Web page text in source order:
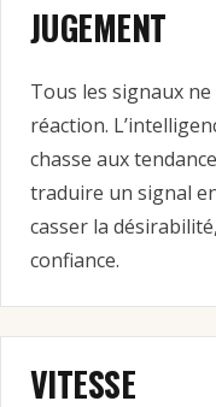
JUGEMENT
Tous les signaux
réaction.
chasse aux
traduire un signal
casser la
confiance.
VITESSE